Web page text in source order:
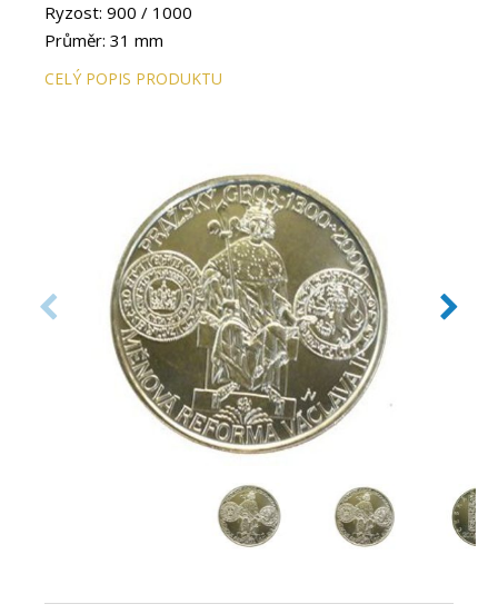
Ryzost: 900 / 1000
Průměr: 31 mm
Provedení: STANDARD
Číslovaná emise: Ne
Balení: Kapsle
Nominální hodnota: 200 Kč
Emitent: Česká národní banka
CELÝ POPIS PRODUKTU